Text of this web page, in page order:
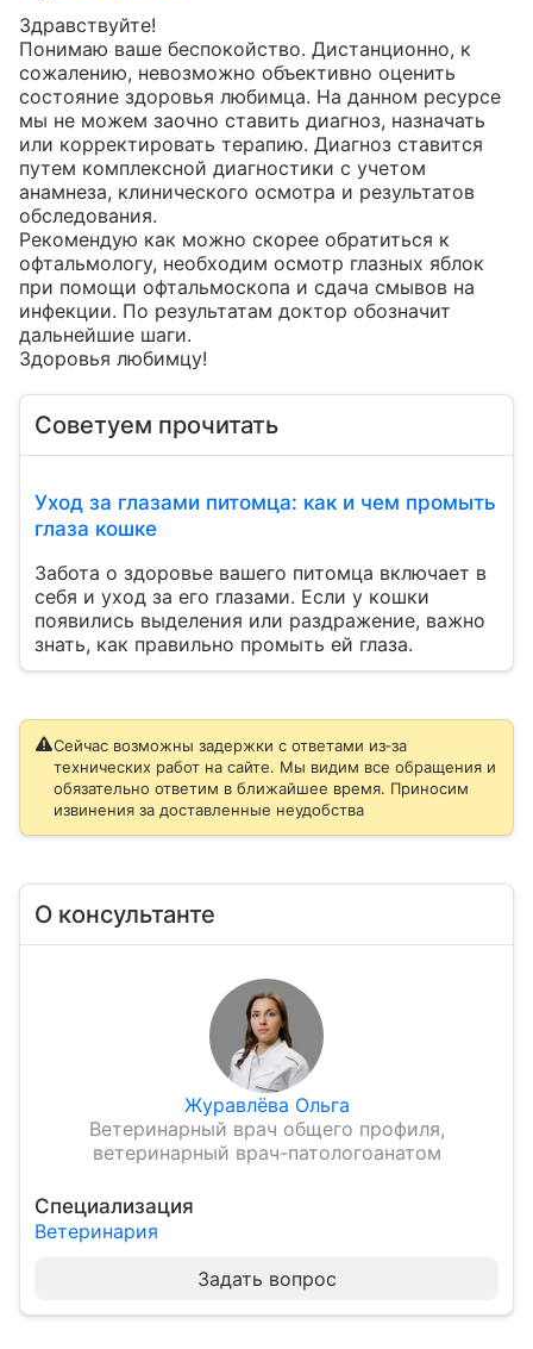
Здравствуйте!
Понимаю ваше беспокойство. Дистанционно, к
сожалению, невозможно объективно оценить
состояние здоровья любимца. На данном ресурсе
мы не можем заочно ставить диагноз, назначать
или корректировать терапию. Диагноз ставится
путем комплексной диагностики с учетом
анамнеза, клинического осмотра и результатов
обследования.
Рекомендую как можно скорее обратиться к
офтальмологу, необходим осмотр глазных яблок
при помощи офтальмоскопа и сдача смывов на
инфекции. По результатам доктор обозначит
дальнейшие шаги.
Здоровья любимцу!
Советуем прочитать
Уход за глазами питомца: как и чем промыть
глаза кошке
Забота о здоровье вашего питомца включает в
себя и уход за его глазами. Если у кошки
появились выделения или раздражение, важно
знать, как правильно промыть ей глаза.
Сейчас возможны задержки с ответами из‑за
технических работ на сайте. Мы видим все обращения и
обязательно ответим в ближайшее время. Приносим
извинения за доставленные неудобства
О консультанте
Журавлёва Ольга
Ветеринарный врач общего профиля,
ветеринарный врач-патологоанатом
Специализация
Ветеринария
Задать вопрос